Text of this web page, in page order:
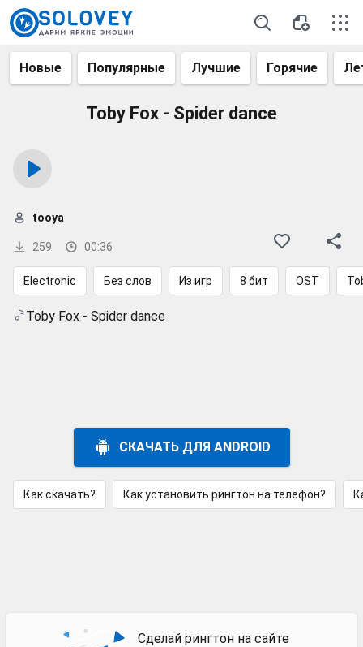
Новые Популярные Лучшие Горячие
Toby Fox - Spider dance
259 00:36
tooya
Electronic Без слов Из игр 8 бит OST
Toby Fox - Spider dance
СКАЧАТЬ ДЛЯ ANDROID
Как скачать? Как установить рингтон на телефон?
Сделай рингтон на сайте